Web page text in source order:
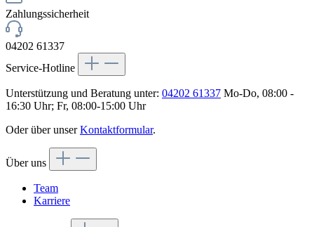
Zahlungssicherheit
04202 61337
Service-Hotline
Unterstützung und Beratung unter: 04202 61337 Mo-Do, 08:00 -
16:30 Uhr; Fr, 08:00-15:00 Uhr
Oder über unserKontaktformular.
Über uns
Team
Karriere